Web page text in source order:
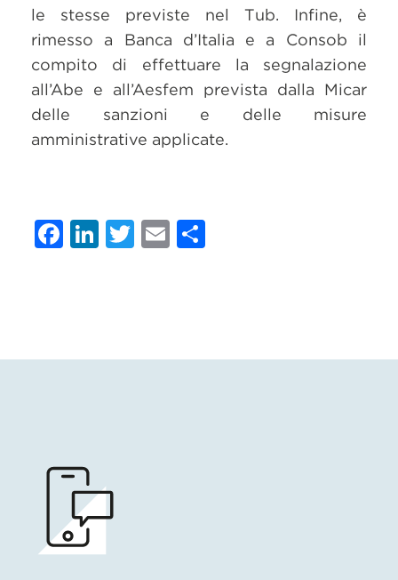
le stesse previste nel Tub. Infine, è
rimesso a Banca d’Italia e a Consob il
compito di effettuare la segnalazione
all’Abe e all’Aesfem prevista dalla Micar
delle sanzioni e delle misure
amministrative applicate.
Facebook
LinkedIn
Twitter
Email